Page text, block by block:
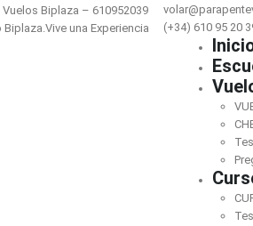
una Experiencia
(+34) 610 95 20